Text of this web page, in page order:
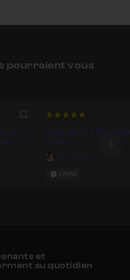
pourraient vous
Favori
avec
5
React de A à Z (React
inclus)
Enzo Ustariz
12h50
et
au quotidien